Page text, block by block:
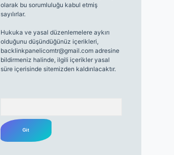
olarak bu sorumluluğu kabul etmiş
sayılırlar.
Hukuka ve yasal düzenlemelere aykırı
olduğunu düşündüğünüz içerikleri,
backlinkpanelicomtr@gmail.comadresine
bildirmeniz halinde, ilgili içerikler yasal
süre içerisinde sitemizden kaldırılacaktır.